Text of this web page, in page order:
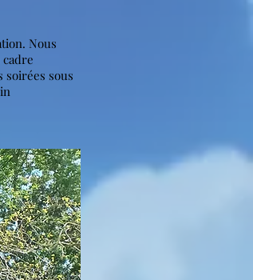
Nous
soirées sous